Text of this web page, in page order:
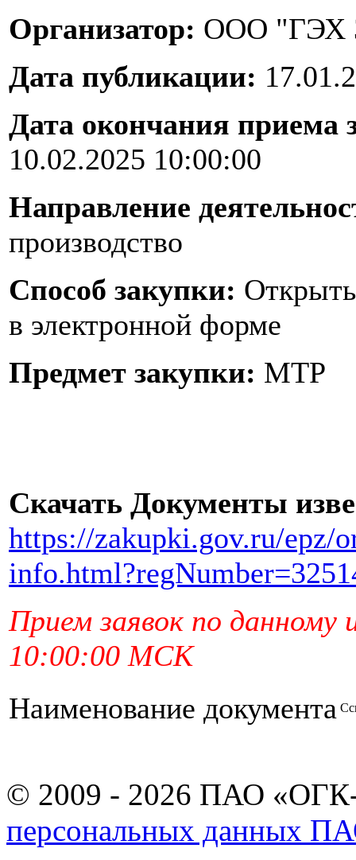
Организатор: ООО "ГЭХ
Дата публикации:
Дата окончания приема
10.02.2025 10:00:00
Направление
производство
Способ закупки:
в электронной форме
Предмет закупки: МТР
Скачать Документы
https://zakupki.gov.ru/epz/
Прием заявок по данному
10:00:00 МСК
Наименование документа
© 2009 - 2026 ПАО
персональных данных